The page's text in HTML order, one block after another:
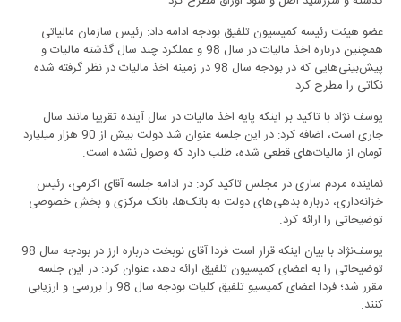
عضو هیئت رئیسه کمیسیون تلفیق بودجه ادامه داد: رئیس سازمان مالیاتی
همچنین درباره اخذ مالیات در سال 98 و عملکرد چند سال گذشته مالیات و
پیش‌بینی‌هایی که در بودجه سال 98 در زمینه اخذ مالیات در نظر گرفته شده
نکاتی را مطرح کرد.
یوسف نژاد با تاکید بر اینکه پایه اخذ مالیات در سال آینده تقریبا مانند سال
جاری است، اضافه کرد: در این جلسه عنوان شد دولت بیش از 90 هزار میلیارد
تومان از مالیات‌های قطعی شده، طلب دارد که وصول نشده است.
نماینده مردم ساری در مجلس تاکید کرد: در ادامه جلسه آقای اکرمی، رئیس
خزانه‌داری، درباره بدهی‌های دولت به بانک‌ها، بانک مرکزی و بخش خصوصی
توضیحاتی را ارائه کرد.
یوسف‌نژاد با بیان اینکه قرار است فردا آقای نوبخت درباره ارز در بودجه سال 98
توضیحاتی را به اعضای کمیسیون تلفیق ارائه دهد، عنوان کرد: در این جلسه
مقرر شد؛ فردا اعضای کمیسیو تلفیق کلیات بودجه سال 98 را بررسی و ارزیابی
کنند.